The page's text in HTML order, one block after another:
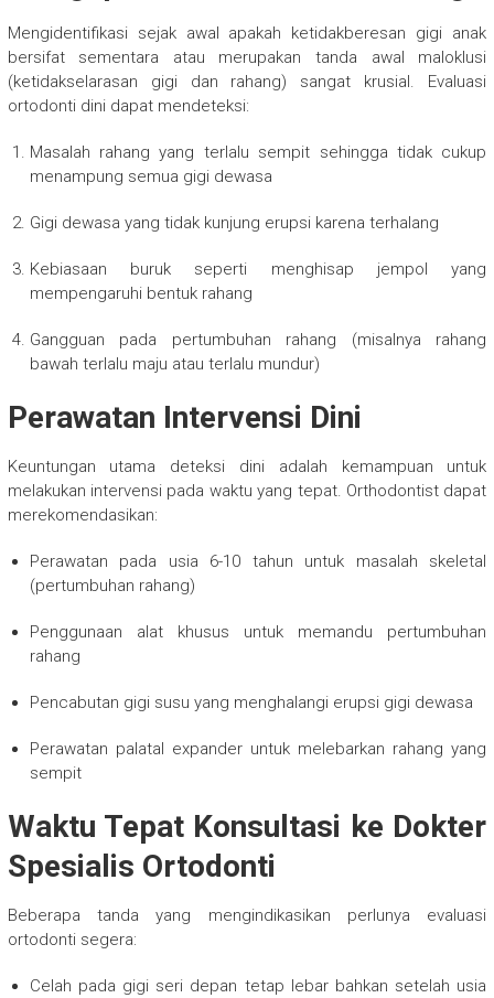
Mengidentifikasi sejak awal apakah ketidakberesan gigi anak
bersifat sementara atau merupakan tanda awal maloklusi
(ketidakselarasan gigi dan rahang) sangat krusial. Evaluasi
ortodonti dini dapat mendeteksi:
Masalah rahang yang terlalu sempit sehingga tidak cukup
menampung semua gigi dewasa
Gigi dewasa yang tidak kunjung erupsi karena terhalang
Kebiasaan buruk seperti menghisap jempol yang
mempengaruhi bentuk rahang
Gangguan pada pertumbuhan rahang (misalnya rahang
bawah terlalu maju atau terlalu mundur)
Perawatan Intervensi Dini
Keuntungan utama deteksi dini adalah kemampuan untuk
melakukan intervensi pada waktu yang tepat. Orthodontist dapat
merekomendasikan:
Perawatan pada usia 6-10 tahun untuk masalah skeletal
(pertumbuhan rahang)
Penggunaan alat khusus untuk memandu pertumbuhan
rahang
Pencabutan gigi susu yang menghalangi erupsi gigi dewasa
Perawatan palatal expander untuk melebarkan rahang yang
sempit
Waktu Tepat Konsultasi ke Dokter
Spesialis Ortodonti
Beberapa tanda yang mengindikasikan perlunya evaluasi
ortodonti segera:
Celah pada gigi seri depan tetap lebar bahkan setelah usia